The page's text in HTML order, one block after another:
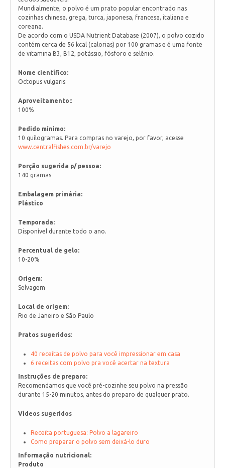
Mundialmente, o polvo é um prato popular encontrado nas
cozinhas chinesa, grega, turca, japonesa, francesa, italiana e
coreana.
De acordo com o USDA Nutrient Database (2007), o polvo cozido
contém cerca de 56 kcal (calorias) por 100 gramas e é uma fonte
de vitamina B3, B12, potássio, fósforo e selênio.
Nome científico:
Octopus vulgaris
Aproveitamento::
100%
Pedido mínimo:
10 quilogramas. Para compras no varejo, por favor, acesse
www.centralfishes.com.br/varejo
Porção sugerida p/ pessoa:
140 gramas
Embalagem primária:
Plástico
Temporada:
Disponível durante todo o ano.
Percentual de gelo:
10-20%
Origem:
Selvagem
Local de origem:
Rio de Janeiro e São Paulo
Pratos sugeridos:
40 receitas de polvo para você impressionar em casa
6 receitas com polvo pra você acertar na textura
Instruções de preparo:
Recomendamos que você pré-cozinhe seu polvo na pressão
durante 15-20 minutos, antes do preparo de qualquer prato.
Vídeos sugeridos
Receita portuguesa: Polvo a lagareiro
Como preparar o polvo sem deixá-lo duro
Informação nutricional:
Produto